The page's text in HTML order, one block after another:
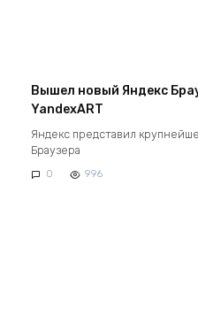
Вышел новый Яндекс
YandexART
Яндекс представил
Браузера
0 996